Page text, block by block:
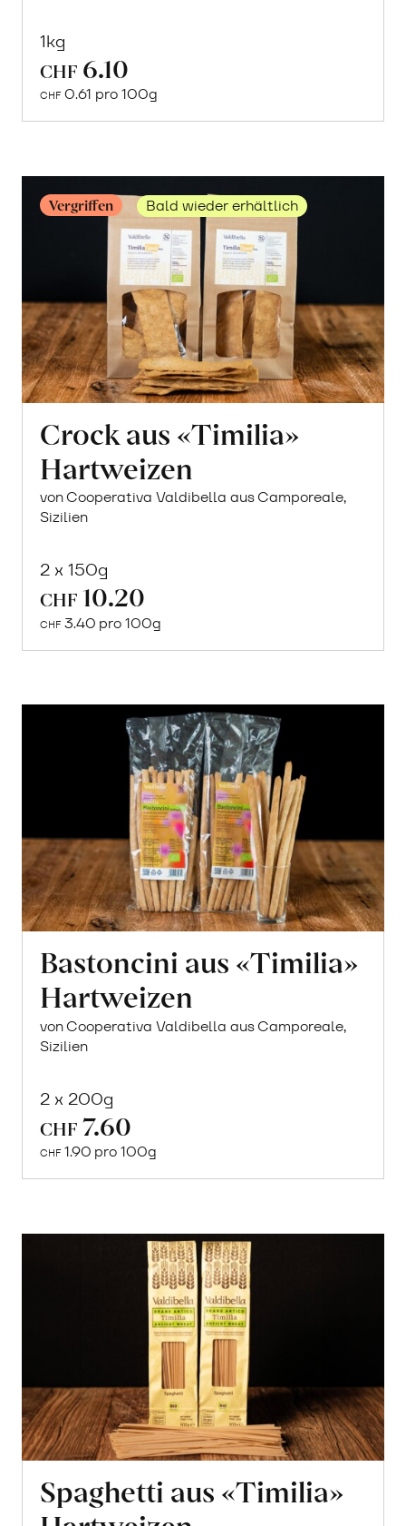
1kg
CHF 6.10
CHF 0.61 pro 100g
Sizilianisches
Sauerteig-
Brot
erfahren
Vergriffen Bald wieder erhältlich
Crock aus «Timilia»
Hartweizen
von Cooperativa Valdibella aus Camporeale,
Sizilien
2 x 150g
CHF 10.20
CHF 3.40 pro 100g
Sizilianisches
Sauerteig-
Brot
erfahren
Bastoncini aus «Timilia»
Hartweizen
von Cooperativa Valdibella aus Camporeale,
Sizilien
2 x 200g
CHF 7.60
CHF 1.90 pro 100g
Warenkorb
Spaghetti aus «Timilia»